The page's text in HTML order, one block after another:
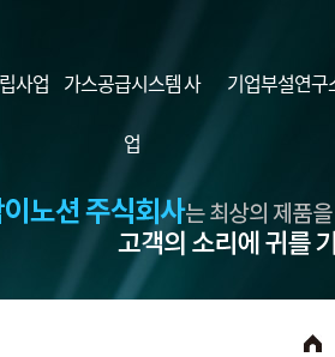
사업 가스공급시스템 사
업
기업부설연구